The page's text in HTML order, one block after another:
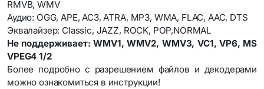
RMVB, WMV
Аудио: OGG, APE, AC3, ATRA, MP3, WMA, FLAC, AAC, DTS
Эквалайзер: Classic, JAZZ, ROCK, POP,NORMAL
Не поддерживает: WMV1, WMV2, WMV3, VC1, VP6, MS
VPEG4 1/2
Более подробно с разрешением файлов и декодерами
можно ознакомиться в инструкции!